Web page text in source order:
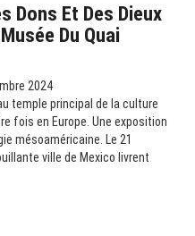
Dons Et Des Dieux
Du Quai
2024
temple principal de la culture
fois en Europe. Une exposition
mésoaméricaine. Le 21
ville de Mexico livrent